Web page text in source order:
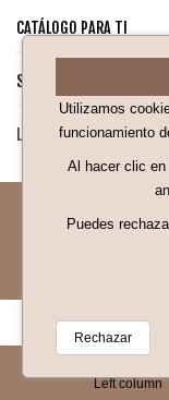
CATÁLOGO PARA TI
SÍGUENOS EN NUESTRAS
LEGAL
© 2025
Left column
Utilizamos
funcionamiento
Al hacer clic en
Puedes
Rechazar